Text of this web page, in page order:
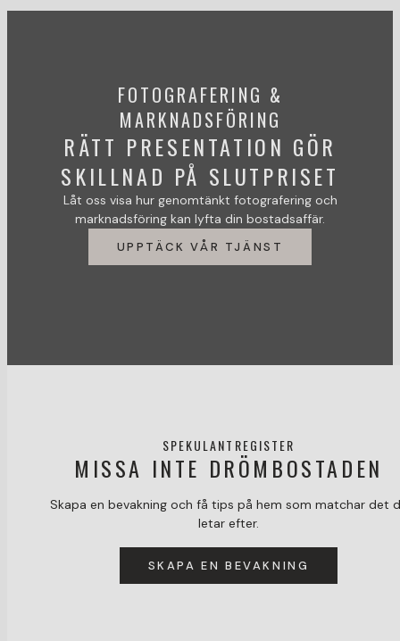
FOTOGRAFERING &
MARKNADSFÖRING
RÄTT PRESENTATION GÖR
SKILLNAD PÅ SLUTPRISET
Låt oss visa hur genomtänkt fotografering och
marknadsföring kan lyfta din bostadsaffär.
UPPTÄCK VÅR TJÄNST
SPEKULANTREGISTER
MISSA INTE DRÖMBOSTADEN
Skapa en bevakning och få tips på hem som matchar det
letar efter.
SKAPA EN BEVAKNING